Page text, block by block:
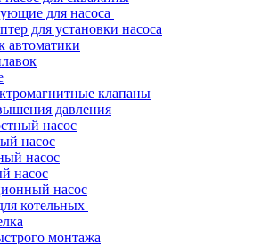
для насоса
для установки насоса
автоматики
клапаны
давления
насос
насос
насос
насос
насос
котельных
монтажа